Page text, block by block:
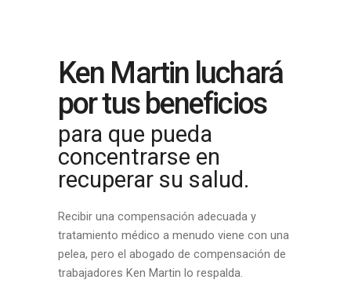
Ken Martin luchará
por tus beneficios
para que pueda
concentrarse en
recuperar su salud.
Recibir una compensación adecuada y
tratamiento médico a menudo viene con una
pelea, pero el abogado de compensación de
trabajadores Ken Martin lo respalda.